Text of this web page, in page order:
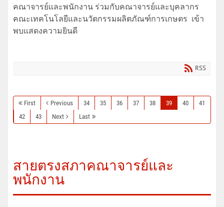
คณาจารย์และพนักงาน ร่วมกับคณาจารย์และบุคลากร
คณะเทคโนโลยีและนวัตกรรมผลิตภัณฑ์การเกษตร เข้า
พบแสดงความยินดี
RSS
First Previous 34 35 36 37 38 39 40
41
42
43 Next Last
สายตรงสภาคณาจารย์และ
พนักงาน